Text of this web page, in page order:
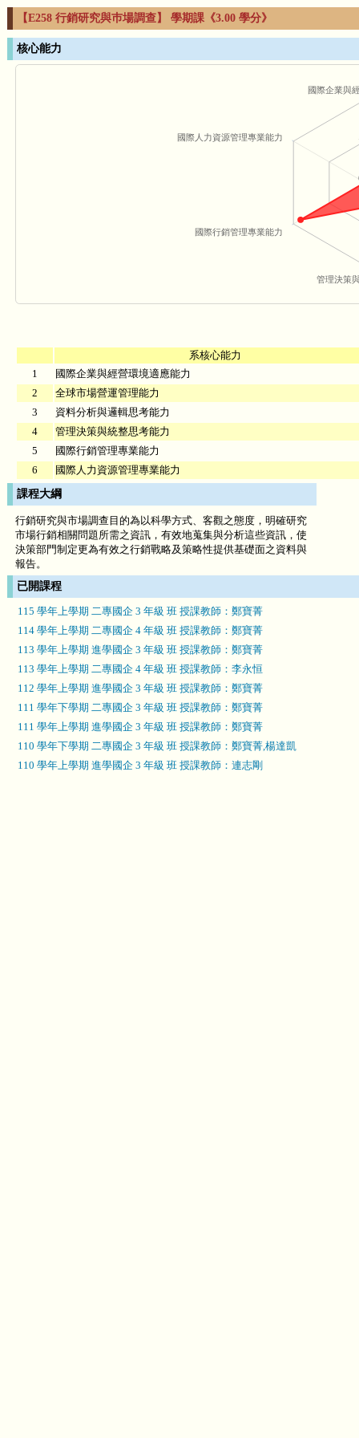
【E258 行銷研究與巿場調查】 學期課《3.00 學分》
核心能力
國際企業與
管理決策
國際行銷管理專業能力
國際人力資源管理專業能力
系核心能力
1
國際企業與經營環境適應能力
2
全球市場營運管理能力
3
資料分析與邏輯思考能力
4
管理決策與統整思考能力
5
國際行銷管理專業能力
6
國際人力資源管理專業能力
課程大綱
行銷研究與市場調查目的為以科學方式、客觀之態度，明確研究
市場行銷相關問題所需之資訊，有效地蒐集與分析這些資訊，使
決策部門制定更為有效之行銷戰略及策略性提供基礎面之資料與
報告。
已開課程
115 學年上學期 二專國企 3 年級 班 授課教師：鄭寶菁
114 學年上學期 二專國企 4 年級 班 授課教師：鄭寶菁
113 學年上學期 進學國企 3 年級 班 授課教師：鄭寶菁
113 學年上學期 二專國企 4 年級 班 授課教師：李永恒
112 學年上學期 進學國企 3 年級 班 授課教師：鄭寶菁
111 學年下學期 二專國企 3 年級 班 授課教師：鄭寶菁
111 學年上學期 進學國企 3 年級 班 授課教師：鄭寶菁
110 學年下學期 二專國企 3 年級 班 授課教師：鄭寶菁,楊達凱
110 學年上學期 進學國企 3 年級 班 授課教師：連志剛